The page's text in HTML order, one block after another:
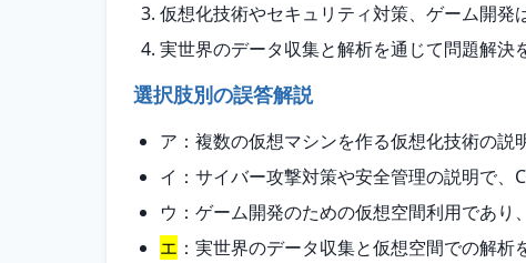
仮想化技術やセキュリティ対策、ゲーム開発
実世界のデータ収集と解析を通じて問題解決
選択肢別の誤答解説
ア：複数の仮想マシンを作る仮想化技術の説
イ：サイバー攻撃対策や安全管理の説明で、
ウ：ゲーム開発のための仮想空間利用であり
エ ：実世界のデータ収集と仮想空間での解析